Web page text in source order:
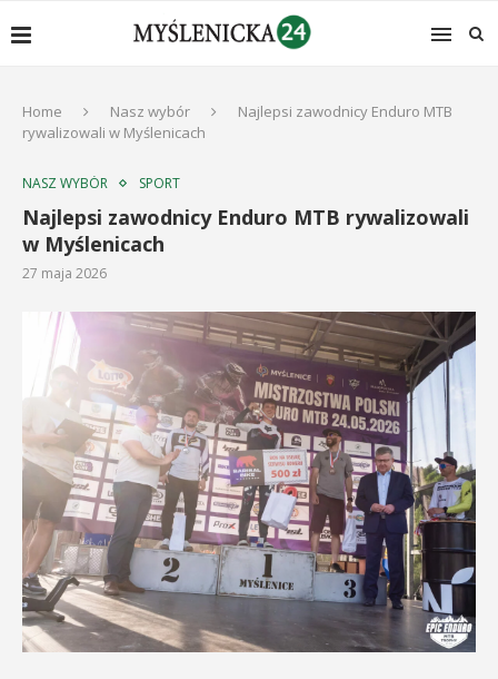
Home Nasz wybór
Najlepsi zawodnicy Enduro MTB
rywalizowali w Myślenicach
NASZ WYBÓR SPORT
Najlepsi zawodnicy Enduro MTB rywalizowali
w Myślenicach
27 maja 2026